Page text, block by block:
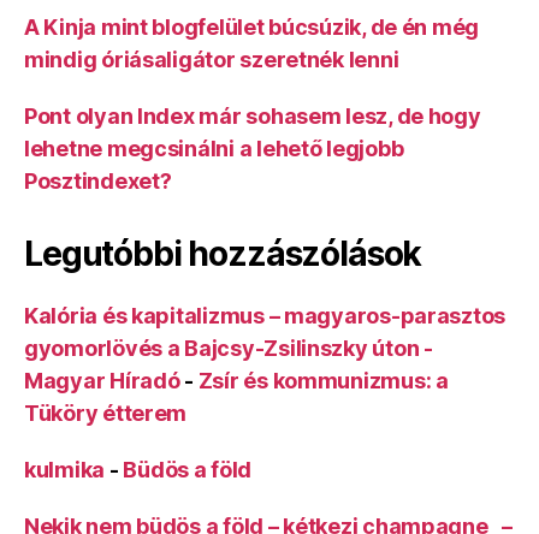
A Kinja mint blogfelület búcsúzik, de én még
mindig óriásaligátor szeretnék lenni
Pont olyan Index már sohasem lesz, de hogy
lehetne megcsinálni a lehető legjobb
Posztindexet?
Legutóbbi hozzászólások
Kalória és kapitalizmus – magyaros-parasztos
gyomorlövés a Bajcsy-Zsilinszky úton -
Magyar Híradó- Zsír és kommunizmus: a
Tüköry étterem
kulmika - Büdös a föld
Nekik nem büdös a föld – kétkezi champagne –